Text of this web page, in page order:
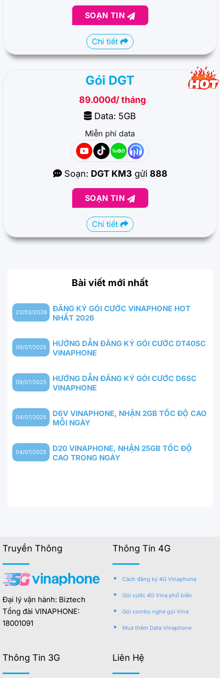
SOẠN TIN
Chi tiết
Gói DGT
89.000đ/ tháng
Data: 5GB
Miễn phí data
Soạn: DGT KM3 gửi 888
SOẠN TIN
Chi tiết
Bài viết mới nhất
ĐĂNG KÝ GÓI CƯỚC VINAPHONE HOT
NHẤT 2026
23/03/2026
HƯỚNG DẪN ĐĂNG KÝ GÓI CƯỚC DT40SC
VINAPHONE
09/07/2025
HƯỚNG DẪN ĐĂNG KÝ GÓI CƯỚC D6SC
VINAPHONE
09/07/2025
D6V VINAPHONE, NHẬN 2GB TỐC ĐỘ CAO
MỖI NGÀY
04/07/2025
D20 VINAPHONE, NHẬN 25GB TỐC ĐỘ
CAO TRONG NGÀY
04/07/2025
Truyền Thông
Đại lý vận hành: Biztech
Tổng đài VINAPHONE:
18001091
Thông Tin 4G
Cách đăng ký 4G Vinaphone
Gói cước 4G Vina phổ biến
Gói combo nghe gọi Vina
Mua thêm Data Vinaphone
Thông Tin 3G Liên Hệ